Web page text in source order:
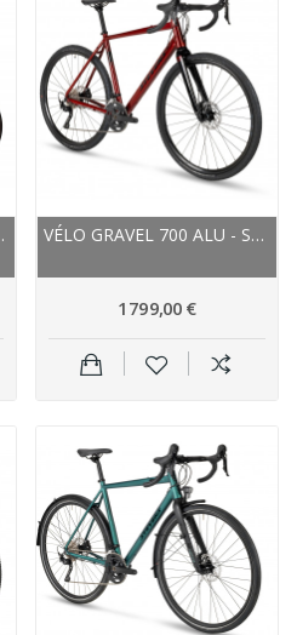
VÉLO GRAVEL 700 ALU - STEVENS 2024 GAVERE -...
1 799,00 €